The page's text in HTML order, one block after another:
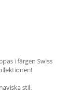
i färgen Swiss
stil.